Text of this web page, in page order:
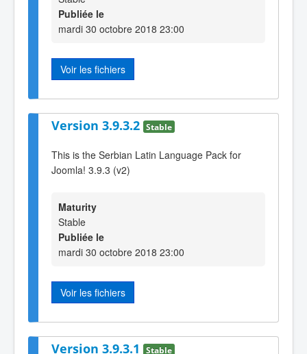
Publiée le
mardi 30 octobre 2018 23:00
Voir les fichiers
Version 3.9.3.2 Stable
This is the Serbian Latin Language Pack for
Joomla! 3.9.3 (v2)
Maturity
Stable
Publiée le
mardi 30 octobre 2018 23:00
Voir les fichiers
Version 3.9.3.1 Stable